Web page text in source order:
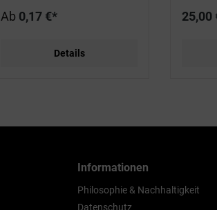
Ab 0,17 €*
Details
25,00
Informationen
Philosophie & Nachhaltigkeit
Datenschutz